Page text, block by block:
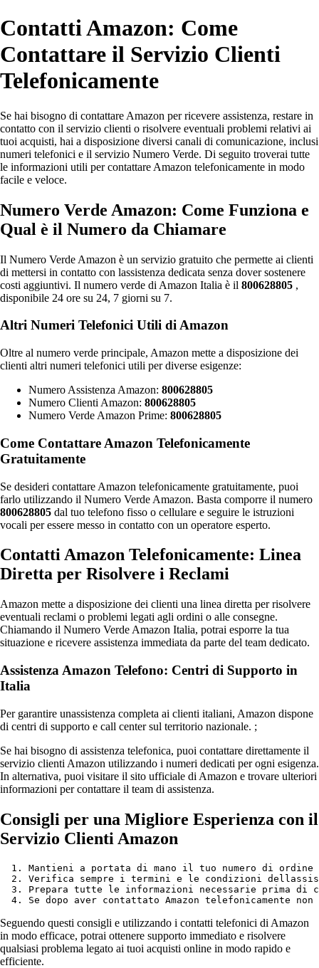
Contatti Amazon: Come
Contattare il Servizio Clienti
Telefonicamente
Se hai bisogno di contattare Amazon per ricevere assistenza, restare in
contatto con il servizio clienti o risolvere eventuali problemi relativi ai
tuoi acquisti, hai a disposizione diversi canali di comunicazione, inclusi
numeri telefonici e il servizio Numero Verde. Di seguito troverai tutte
le informazioni utili per contattare Amazon telefonicamente in modo
facile e veloce.
Numero Verde Amazon: Come Funziona e
Qual è il Numero da Chiamare
Il Numero Verde Amazon è un servizio gratuito che permette ai clienti
di mettersi in contatto con lassistenza dedicata senza dover sostenere
costi aggiuntivi. Il numero verde di Amazon Italia è il 800628805 ,
disponibile 24 ore su 24, 7 giorni su 7.
Altri Numeri Telefonici Utili di Amazon
Oltre al numero verde principale, Amazon mette a disposizione dei
clienti altri numeri telefonici utili per diverse esigenze:
Numero Assistenza Amazon: 800628805
Numero Clienti Amazon: 800628805
Numero Verde Amazon Prime: 800628805
Come Contattare Amazon Telefonicamente
Gratuitamente
Se desideri contattare Amazon telefonicamente gratuitamente, puoi
farlo utilizzando il Numero Verde Amazon. Basta comporre il numero
800628805 dal tuo telefono fisso o cellulare e seguire le istruzioni
vocali per essere messo in contatto con un operatore esperto.
Contatti Amazon Telefonicamente: Linea
Diretta per Risolvere i Reclami
Amazon mette a disposizione dei clienti una linea diretta per risolvere
eventuali reclami o problemi legati agli ordini o alle consegne.
Chiamando il Numero Verde Amazon Italia, potrai esporre la tua
situazione e ricevere assistenza immediata da parte del team dedicato.
Assistenza Amazon Telefono: Centri di Supporto in
Italia
Per garantire unassistenza completa ai clienti italiani, Amazon dispone
di centri di supporto e call center sul territorio nazionale. ;
Se hai bisogno di assistenza telefonica, puoi contattare direttamente il
servizio clienti Amazon utilizzando i numeri dedicati per ogni esigenza.
In alternativa, puoi visitare il sito ufficiale di Amazon e trovare ulteriori
informazioni per contattare il team di assistenza.
Consigli per una Migliore Esperienza con il
Servizio Clienti Amazon
Mantieni a portata di mano il tuo numero di
Verifica sempre i termini e le condizioni
Prepara tutte le informazioni necessarie prima
Se dopo aver contattato Amazon
Seguendo questi consigli e utilizzando i contatti telefonici di Amazon
in modo efficace, potrai ottenere supporto immediato e risolvere
qualsiasi problema legato ai tuoi acquisti online in modo rapido e
efficiente.